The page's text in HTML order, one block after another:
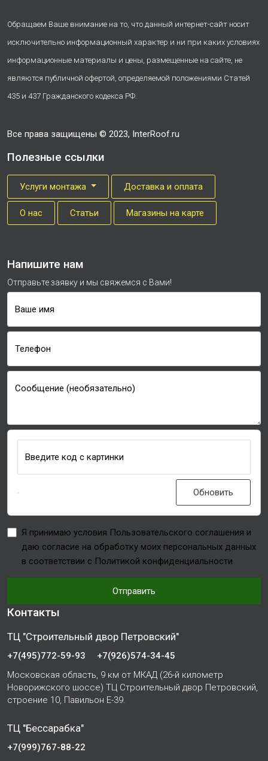
Обращаем Ваше внимание на то, что данный интернет-сайт носит
исключительно информационный характер и ни при каких условиях
информационные материалы и цены, размещенные на сайте, не
являются публичной офертой, определяемой положениями Статей
435 и 437 Гражданского кодекса РФ.
Все права защищены © 2023, InterRoof.ru
Полезные ссылки
Услуги монтажа Доставка и оплата
О нас Cтатьи Магазины на карте
Напишите нам
Отправьте заявку и мы свяжемся с Вами!
Ваше имя
Телефон
Сообщение (необязательно)
Введите код с картинки
Обновить
Я принимаю условия Пользовательского соглашения и
даю согласие на обработку моих персональных данных
в соответствии с Политикой конфиденциальности
Отправить
Контакты
ТЦ "Строительный двор Петровский"
+7(495)772-59-93
+7(926)574-34-45
Московская область, 9 км от МКАД (26-й километр
Новорижского шоссе) ТЦ Строительный двор Петровский,
строение 10, Павильон Е-39.
ТЦ "Бессарабка"
+7(999)767-88-22